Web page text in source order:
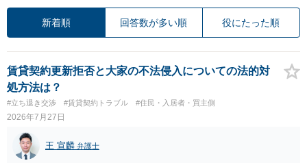
新着順 回答数が多い順 役にたった順
賃貸契約更新拒否と大家の不法侵入についての法的対
処方法は？
#立ち退き交渉 #賃貸契約トラブル #住民・入居者・買主側
2026年7月27日
王 宣麟 弁護士